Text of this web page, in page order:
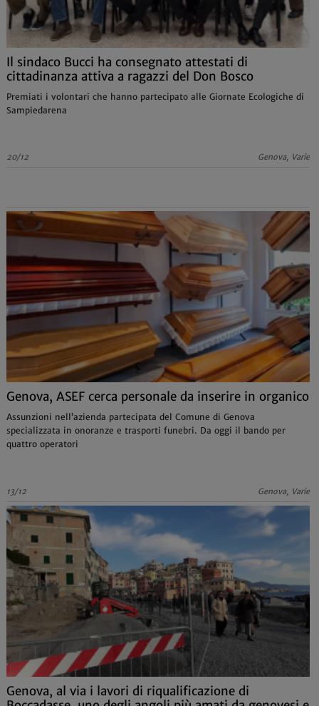
Il sindaco Bucci ha consegnato attestati di
cittadinanza attiva a ragazzi del Don Bosco
Premiati i volontari che hanno partecipato alle Giornate Ecologiche di
Sampiedarena
20/12 Genova, Varie
Genova, ASEF cerca personale da inserire in organico
Assunzioni nell’azienda partecipata del Comune di Genova
specializzata in onoranze e trasporti funebri. Da oggi il bando per
quattro operatori
13/12 Genova, Varie
Genova, al via i lavori di riqualificazione di